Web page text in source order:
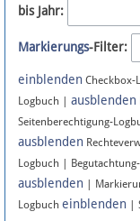
Bluesky
Facebook
Instagram
Anmelden
bis Jahr:
Markierungs-Filter:
einblenden Checkbox-
Logbuch | ausblenden
Seitenberechtigung-
ausblenden
Logbuch |
ausblenden |
Logbuch einblenden |